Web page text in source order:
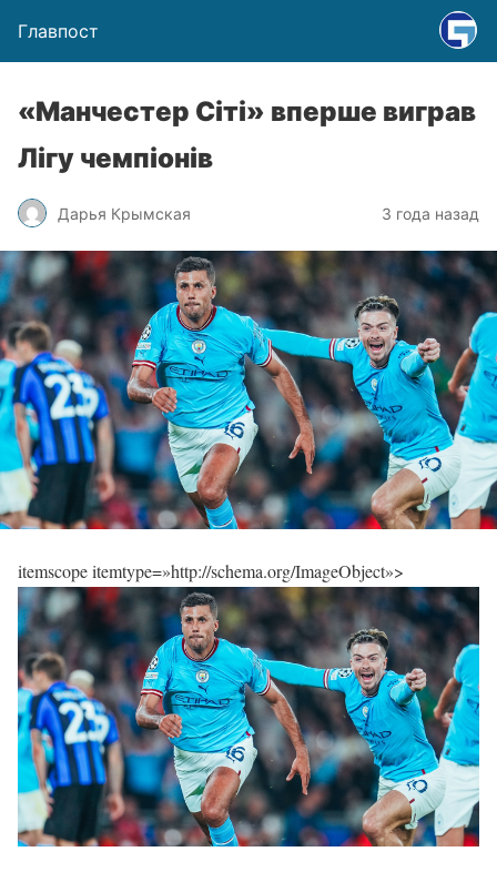
Главпост
«Манчестер Сіті» вперше виграв
Лігу чемпіонів
Дарья Крымская 3 года назад
itemscope itemtype=»http://schema.org/ImageObject»>